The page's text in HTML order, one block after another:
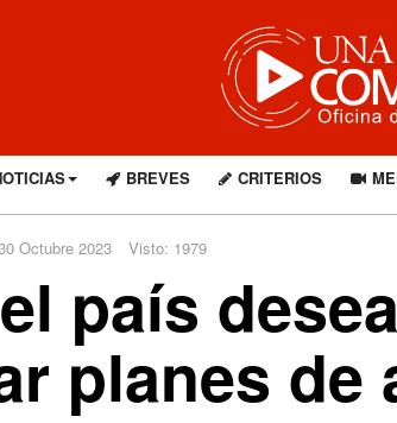
BREVES CRITERIOS
Octubre 2023 Visto: 1979
país
planes de